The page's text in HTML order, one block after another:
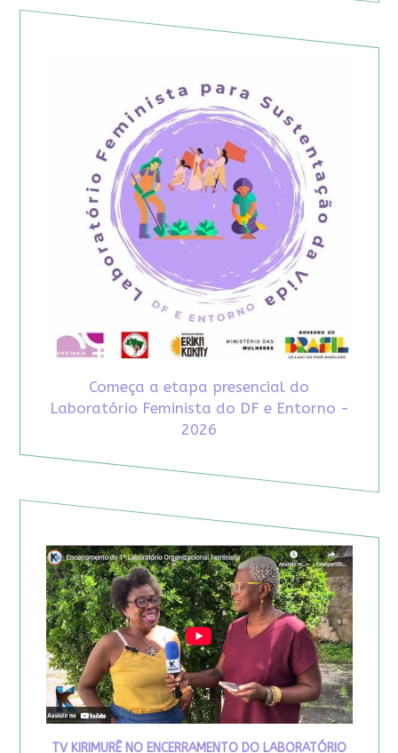
Começa a etapa presencial do
Laboratório Feminista do DF e Entorno -
2026
TV KIRIMURÊ NO ENCERRAMENTO DO LABORATÓRIO